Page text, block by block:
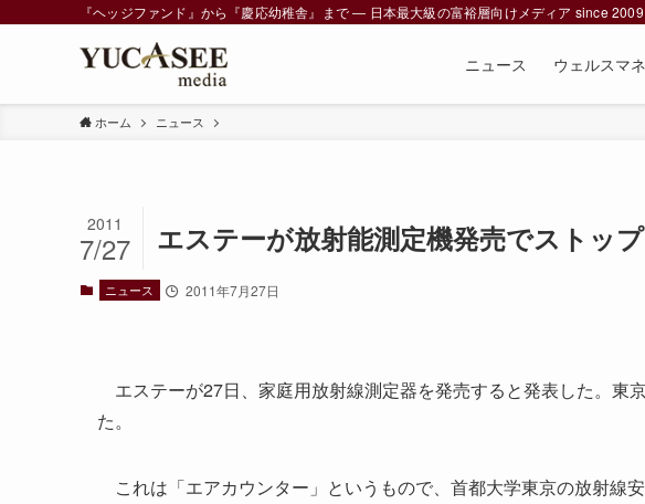
『ヘッジファンド』から『慶応幼稚舎』まで ― 日本最大級の富裕層向けメディア since 2009
ニュース ウェルスマ
ホーム ニュース
エステーが放射能測定機発売でストッ
2011
7/27
ニュース 2011年7月27日
エステーが27日、家庭用放射線測定器を発売すると発表した。東
た。
これは「エアカウンター」というもので、首都大学東京の放射線